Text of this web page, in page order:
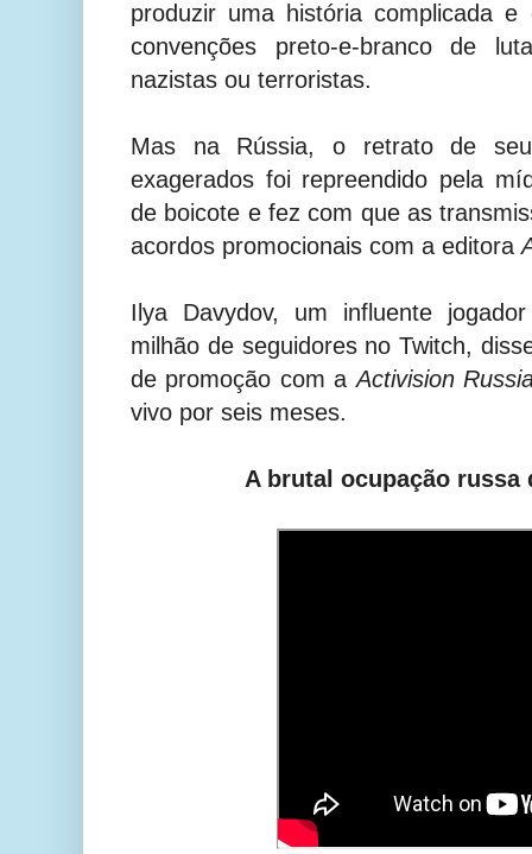
produzir uma história complicada
convenções preto-e-branco de
nazistas ou terroristas.
Mas na Rússia, o retrato de
exagerados foi repreendido pela
de boicote e fez com que as
acordos promocionais com a editora
Ilya Davydov, um influente
milhão de seguidores no Twitch,
de promoção com aActivision
vivo por seis meses.
A brutal ocupação russa